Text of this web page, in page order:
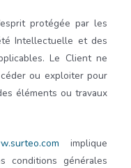
protégée par les
Intellectuelle et des
Le Client ne
ou exploiter pour
éléments ou travaux
implique
conditions générales